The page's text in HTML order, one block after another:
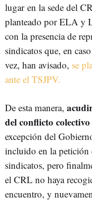
lugar en la sede del
planteado por ELA y
con la presencia de
sindicatos que, en
vez, han avisado, se
ante el TSJPV.
De esta manera,
del conflicto
excepción del
incluido en la petición
sindicatos, pero
el CRL no haya
encuentro, y